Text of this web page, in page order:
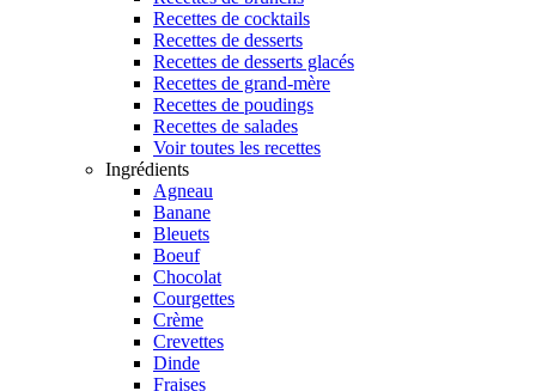
Recettes de cocktails
Recettes de desserts
Recettes de desserts glacés
Recettes de grand-mère
Recettes de poudings
Recettes de salades
Voir toutes les recettes
Ingrédients
Agneau
Banane
Bleuets
Boeuf
Chocolat
Courgettes
Crème
Crevettes
Dinde
Fraises